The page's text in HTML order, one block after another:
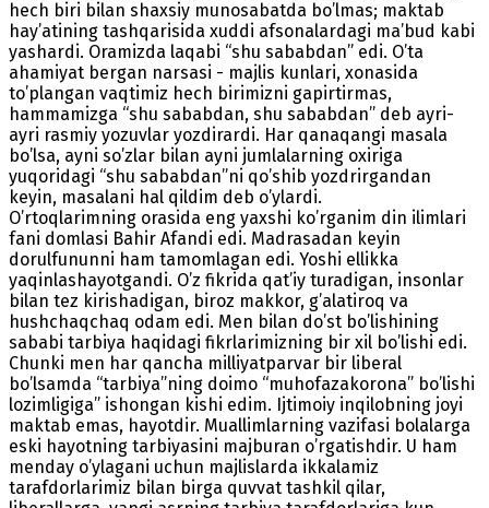
hech biri bilan shaxsiy munosabatda bo’lmas; maktab
hay’atining tashqarisida xuddi afsonalardagi ma’bud kabi
yashardi. Oramizda laqabi “shu sababdan” edi. O’ta
ahamiyat bergan narsasi - majlis kunlari, xonasida
to’plangan vaqtimiz hech birimizni gapirtirmas,
hammamizga “shu sababdan, shu sababdan” deb ayri-
ayri rasmiy yozuvlar yozdirardi. Har qanaqangi masala
bo’lsa, ayni so’zlar bilan ayni jumlalarning oxiriga
yuqoridagi “shu sababdan”ni qo’shib yozdrirgandan
keyin, masalani hal qildim deb o’ylardi.
O’rtoqlarimning orasida eng yaxshi ko’rganim din ilimlari
fani domlasi Bahir Afandi edi. Madrasadan keyin
dorulfununni ham tamomlagan edi. Yoshi ellikka
yaqinlashayotgandi. O’z fikrida qat’iy turadigan, insonlar
bilan tez kirishadigan, biroz makkor, g’alatiroq va
hushchaqchaq odam edi. Men bilan do’st bo’lishining
sababi tarbiya haqidagi fikrlarimizning bir xil bo’lishi edi.
Chunki men har qancha milliyatparvar bir liberal
bo’lsamda “tarbiya”ning doimo “muhofazakorona” bo’lishi
lozimligiga” ishongan kishi edim. Ijtimoiy inqilobning joyi
maktab emas, hayotdir. Muallimlarning vazifasi bolalarga
eski hayotning tarbiyasini majburan o’rgatishdir. U ham
menday o’ylagani uchun majlislarda ikkalamiz
tarafdorlarimiz bilan birga quvvat tashkil qilar,